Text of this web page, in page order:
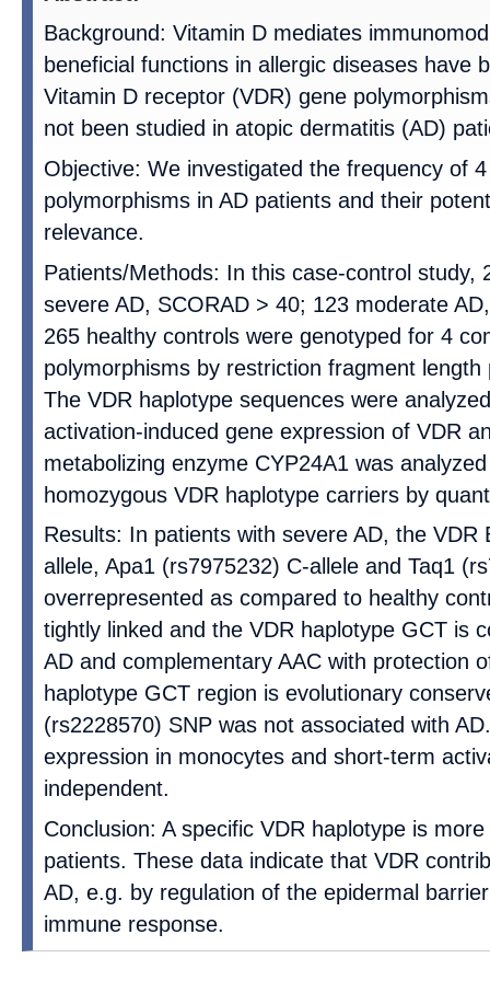
Background: Vitamin D mediates
beneficial functions in allergic diseases have
Vitamin D receptor (VDR) gene
not been studied in atopic dermatitis (AD)
Objective: We investigated the frequency of
polymorphisms in AD patients and their
relevance.
Patients/Methods: In this case-control study,
severe AD, SCORAD > 40; 123 moderate
265 healthy controls were genotyped for 4
polymorphisms by restriction fragment
The VDR haplotype sequences were
activation-induced gene expression of VDR
metabolizing enzyme CYP24A1 was
homozygous VDR haplotype carriers by
Results: In patients with severe AD, the VDR
allele, Apa1 (rs7975232) C-allele and Taq1
overrepresented as compared to healthy
tightly linked and the VDR haplotype GCT is
AD and complementary AAC with protection
haplotype GCT region is evolutionary
(rs2228570) SNP was not associated with
expression in monocytes and short-term
independent.
Conclusion: A specific VDR haplotype is
patients. These data indicate that VDR
AD, e.g. by regulation of the epidermal
immune response.